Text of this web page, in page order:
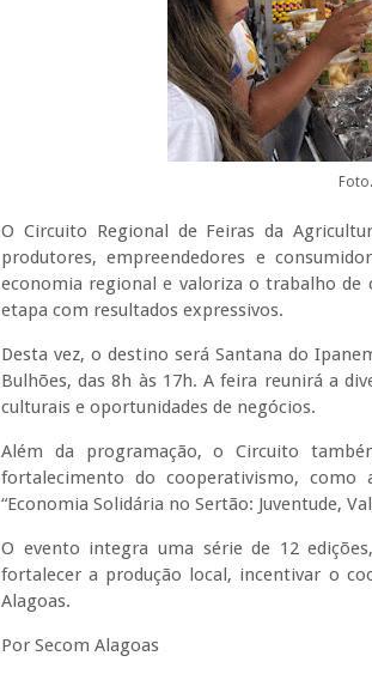
O Circuito Regional de Feiras da
produtores, empreendedores e
economia regional e valoriza o trabalho de
etapa com resultados expressivos.
Desta vez, o destino será Santana do
Bulhões, das 8h às 17h. A feira reunirá a
culturais e oportunidades de negócios.
Além da programação, o Circuito
fortalecimento do cooperativismo, como
“Economia Solidária no Sertão: Juventude,
O evento integra uma série de 12
fortalecer a produção local, incentivar o
Alagoas.
Por Secom Alagoas